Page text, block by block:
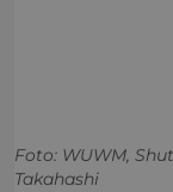
Foto: WUWM,
Takahashi